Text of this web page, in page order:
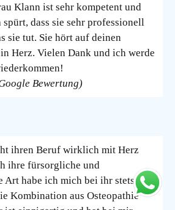
Klann ist sehr kompetent und
dass sie sehr professionell
sie tut. Sie hört auf deinen
Herz. Vielen Dank und ich werde
Bewertung)
ihren Beruf wirklich mit Herz
ihre fürsorgliche und
Art habe ich mich bei ihr stets sehr
Kombination aus Osteopathie